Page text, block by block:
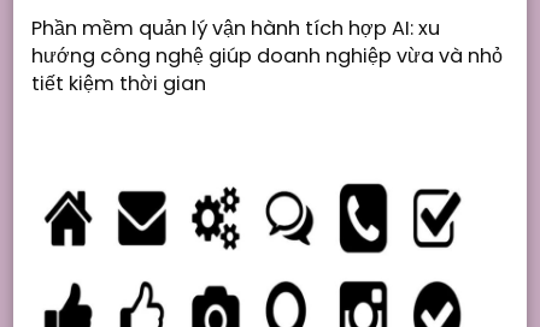
Phần mềm quản lý vận hành tích hợp AI: xu
hướng công nghệ giúp doanh nghiệp vừa và nhỏ
tiết kiệm thời gian